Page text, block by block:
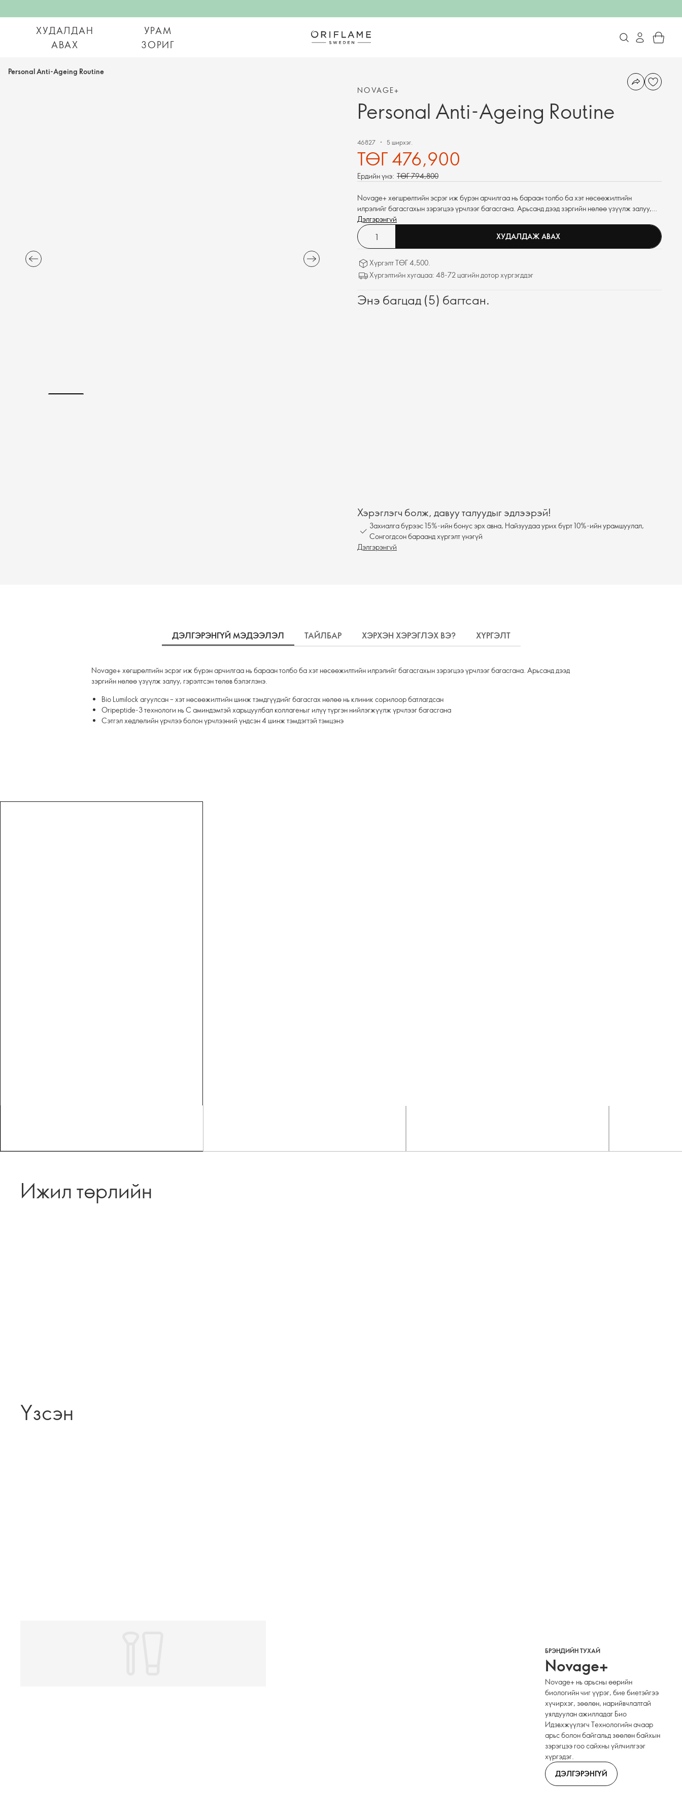
ХУДАЛДАН
АВАХ
УРАМ
ЗОРИГ
Personal Anti-Ageing Routine
NOVAGE+
Personal Anti-Ageing Routine
46827 5 ширхэг.
ТӨГ 476,900
Ердийн үнэ: ТӨГ 794,800
Novage+ хөгшрөлтийн эсрэг иж бүрэн арчилгаа нь бараан толбо ба хэт нөсөөжилтийн
илрэлийг багасгахын зэрэгцээ үрчлээг багасгана. Арьсанд дээд зэргийн нөлөө үзүүлж залуу,
гэрэлтсэн төлөв бэлэглэнэ.
Дэлгэрэнгүй
ХУДАЛДАЖ АВАХ
Хүргэлт ТӨГ 4,500.
Хүргэлтийн хугацаа: 48-72 цагийн дотор хүргэгддэг
Энэ багцад (5) багтсан.
Хэрэглэгч болж, давуу талуудыг эдлээрэй!
Захиалга бүрээс 15%-ийн бонус эрх авна, Найзуудаа урих бүрт 10%-ийн урамшуулал,
Сонгогдсон бараанд хүргэлт үнэгүй
Дэлгэрэнгүй
ДЭЛГЭРЭНГҮЙ МЭДЭЭЛЭЛ ТАЙЛБАР ХЭРХЭН ХЭРЭГЛЭХ ВЭ? ХҮРГЭЛТ
Novage+ хөгшрөлтийн эсрэг иж бүрэн арчилгаа нь бараан толбо ба хэт нөсөөжилтийн илрэлийг багасгахын зэрэгцээ үрчлээг багасгана. Арьсанд дээд
зэргийн нөлөө үзүүлж залуу, гэрэлтсэн төлөв бэлэглэнэ.
Bio Lumilock агуулсан – хэт нөсөөжилтийн шинж тэмдгүүдийг багасгах нөлөө нь клиник сорилоор батлагдсан
Oripeptide-3 технологи нь С аминдэмтэй харьцуулбал коллагеныг илүү түргэн нийлэгжүүлж үрчлээг багасгана
Сэтгэл хөдлөлийн үрчлээ болон үрчлээний үндсэн 4 шинж тэмдэгтэй тэмцэнэ
Ижил төрлийн
Үзсэн
БРЭНДИЙН ТУХАЙ
Novage+
Novage+ нь арьсны өөрийн
биологийн чиг үүрэг, бие биетэйгээ
хүчирхэг, зөөлөн, нарийвчлалтай
уялдуулан ажилладаг Био
Идэвхжүүлэгч Технологийн ачаар
арьс болон байгальд зөөлөн байхын
зэрэгцээ гоо сайхны үйлчилгээг
хүргэдэг.
ДЭЛГЭРЭНГҮЙ